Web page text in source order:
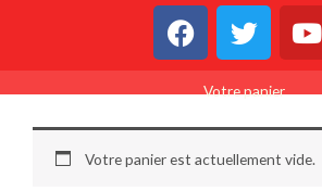
F
a
c
e
b
o
T
w
i
t
t
e
Y
o
u
t
u
b
Votre panier
Votre panier est actuellement vide.